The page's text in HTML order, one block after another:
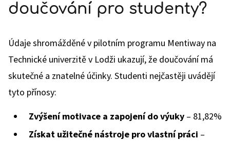
doučování pro studenty?
Údaje shromážděné v pilotním programu Mentiway na
Technické univerzitě v Lodži ukazují, že doučování má
skutečné a znatelné účinky. Studenti nejčastěji uvádějí
tyto přínosy:
Zvýšení motivace a zapojení do výuky – 81,82%
Získat užitečné nástroje pro vlastní práci –